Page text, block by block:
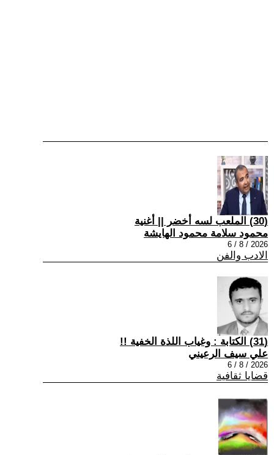
(30) الملعب لسه أخضر || أغنية
محمود سلامة محمود الهايشة
2026 / 8 / 6
الادب والفن
(31) الكتابة : وغياب اللذة الخفية !!
علي سيف الرعيني
2026 / 8 / 6
قضايا ثقافية